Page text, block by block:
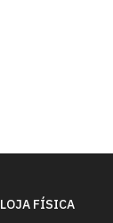
LOJA FÍSICA